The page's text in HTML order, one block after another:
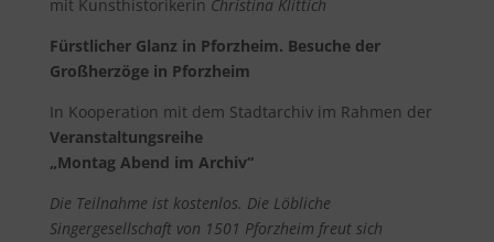
mit Kunsthistorikerin Christina Klittich
Fürstlicher Glanz in Pforzheim. Besuche der
Großherzöge in Pforzheim
In Kooperation mit dem Stadtarchiv im Rahmen der
Veranstaltungsreihe
„Montag Abend im Archiv“
Die Teilnahme ist kostenlos. Die Löbliche
Singergesellschaft von 1501 Pforzheim freut sich